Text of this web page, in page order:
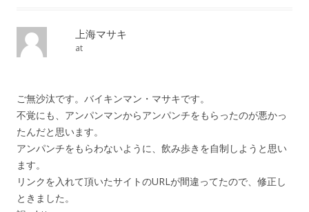
上海マサキ
at
ご無沙汰です。バイキンマン・マサキです。
不覚にも、アンパンマンからアンパンチをもらったのが悪かっ
たんだと思います。
アンパンチをもらわないように、飲み歩きを自制しようと思い
ます。
リンクを入れて頂いたサイトのURLが間違ってたので、修正し
ときました。